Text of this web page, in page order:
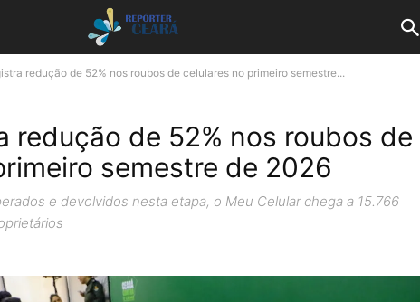
redução de 52% nos roubos de celulares no primeiro semestre...
redução de 52% nos roubos de
semestre de 2026
e devolvidos nesta etapa, o Meu Celular chega a 15.766